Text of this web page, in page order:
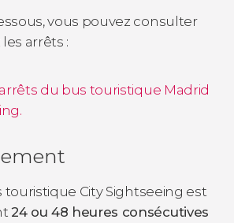
vous pouvez consulter
arrêts :
du bus touristique Madrid
touristique City Sightseeing est
24 ou 48 heures consécutives